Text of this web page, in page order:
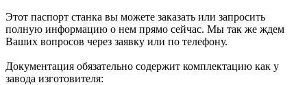
Этот паспорт станка вы можете заказать или запросить
полную информацию о нем прямо сейчас. Мы так же ждем
Ваших вопросов через заявку или по телефону.
Документация обязательно содержит комплектацию как у
завода изготовителя: